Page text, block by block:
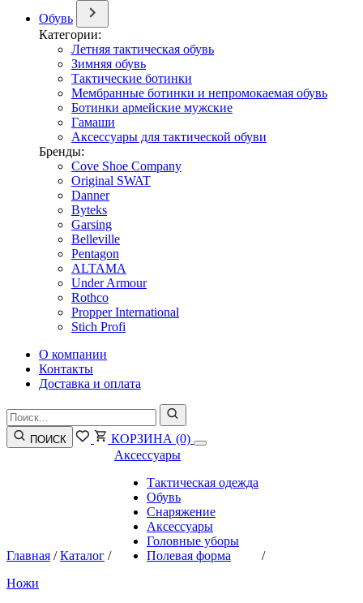
Обувь
Категории:
Летняя тактическая обувь
Зимняя обувь
Тактические ботинки
Мембранные ботинки и непромокаемая обувь
Ботинки армейские мужские
Гамаши
Аксессуары для тактической обуви
Бренды:
Cove Shoe Company
Original SWAT
Danner
Byteks
Garsing
Belleville
Pentagon
ALTAMA
Under Armour
Rothco
Propper International
Stich Profi
О компании
Контакты
Доставка и оплата
ПОИСК КОРЗИНА (0)
Главная /Каталог /
Аксессуары
Тактическая одежда
Обувь
Снаряжение
Аксессуары
Головные уборы
Полевая форма
/
Ножи